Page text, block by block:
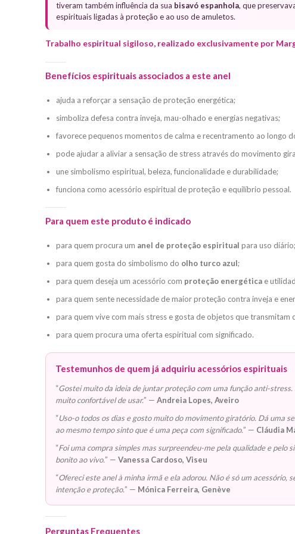
tiveram também influência da sua bisavó espanhola, que
espirituais ligadas à proteção e ao uso de amuletos.
Trabalho espiritual sigiloso, realizado exclusivamente por
Benefícios espirituais associados a este anel
ajuda a reforçar a sensação de proteção energética;
simboliza defesa contra inveja, mau-olhado e energias negativas;
favorece pequenos momentos de calma e recentramento ao longo
pode ajudar a aliviar a sensação de stress através do movimento
une simbolismo espiritual, beleza, funcionalidade e durabilidade;
funciona como acessório espiritual de proteção e equilíbrio pessoal.
Para quem este produto é indicado
para quem procura um anel de proteção espiritual para uso diário;
para quem gosta do simbolismo do olho turco azul;
para quem deseja um acessório com proteção energética e
para quem sente necessidade de maior proteção contra inveja e
para quem vive com mais stress e gosta de objetos que transmitam
para quem procura uma oferta espiritual com significado.
Testemunhos de quem já adquiriu acessórios espirituais
“Gostei muito da ideia de juntar proteção com uma função anti-stress.
muito confortável de usar.” — Andreia Lopes, Aveiro
“Uso-o todos os dias e gosto muito do movimento giratório. Dá uma
ao mesmo tempo sinto que é uma peça com significado.” — Cláudia
“Foi uma compra simples mas surpreendeu-me pela qualidade e pelo
bonito ao vivo.” — Vanessa Cardoso, Viseu
“Ofereci este anel à minha irmã e ela adorou. Não é só um acessório,
intenção e proteção.” — Mónica Ferreira, Genève
Perguntas Frequentes